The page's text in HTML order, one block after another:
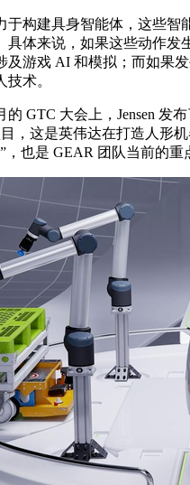
构建具身智能体，这些智
具体来说，如果这些动作发
及游戏 AI 和模拟；而如果发
术。
GTC 大会上，Jensen 发布
，这是英伟达在打造人形
，也是 GEAR 团队当前的重